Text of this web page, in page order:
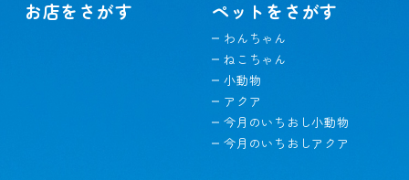
お店をさがす ペットをさがす
わんちゃん
ねこちゃん
小動物
アクア
今月のいちおし小動物
今月のいちおしアクア